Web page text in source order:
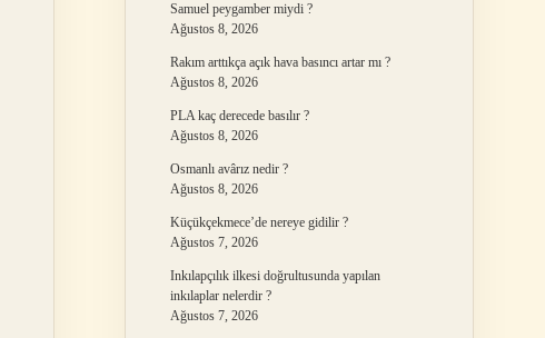
Samuel peygamber miydi ?
Ağustos 8, 2026
Rakım arttıkça açık hava basıncı artar mı ?
Ağustos 8, 2026
PLA kaç derecede basılır ?
Ağustos 8, 2026
Osmanlı avârız nedir ?
Ağustos 8, 2026
Küçükçekmece’de nereye gidilir ?
Ağustos 7, 2026
Inkılapçılık ilkesi doğrultusunda yapılan
inkılaplar nelerdir ?
Ağustos 7, 2026